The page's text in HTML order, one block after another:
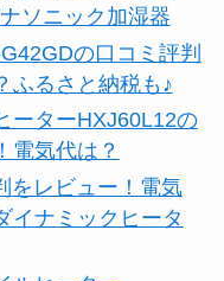
ソニック加湿器
の口コミ評判
ふるさと納税も♪
ーターHXJ60L12の
電気代は？
をレビュー！電気
イナミックヒータ